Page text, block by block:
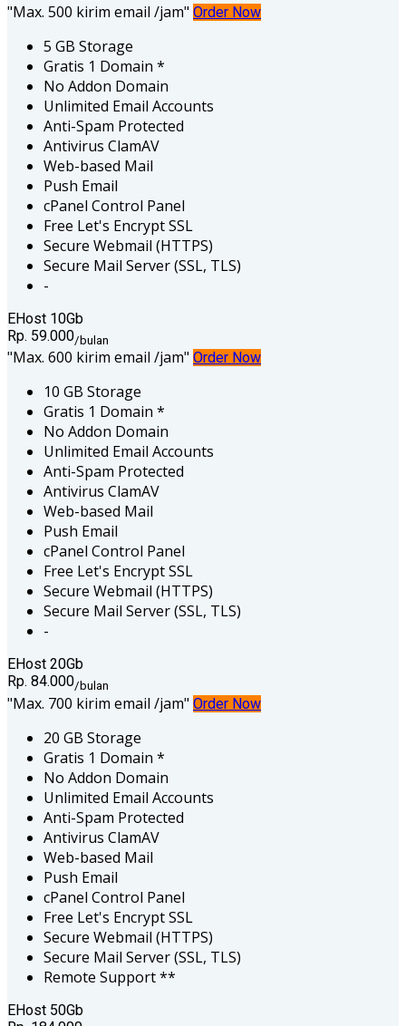
Max. 500 kirim email /jam Order Now
5 GB Storage
Gratis 1 Domain *
No Addon Domain
Unlimited Email Accounts
Anti-Spam Protected
Antivirus ClamAV
Web-based Mail
Push Email
cPanel Control Panel
Free Let's Encrypt SSL
Secure Webmail (HTTPS)
Secure Mail Server (SSL, TLS)
-
EHost 10Gb
Rp. 59.000/bulan
Max. 600 kirim email /jam Order Now
10 GB Storage
Gratis 1 Domain *
No Addon Domain
Unlimited Email Accounts
Anti-Spam Protected
Antivirus ClamAV
Web-based Mail
Push Email
cPanel Control Panel
Free Let's Encrypt SSL
Secure Webmail (HTTPS)
Secure Mail Server (SSL, TLS)
-
EHost 20Gb
Rp. 84.000/bulan
Max. 700 kirim email /jam Order Now
20 GB Storage
Gratis 1 Domain *
No Addon Domain
Unlimited Email Accounts
Anti-Spam Protected
Antivirus ClamAV
Web-based Mail
Push Email
cPanel Control Panel
Free Let's Encrypt SSL
Secure Webmail (HTTPS)
Secure Mail Server (SSL, TLS)
Remote Support **
EHost 50Gb